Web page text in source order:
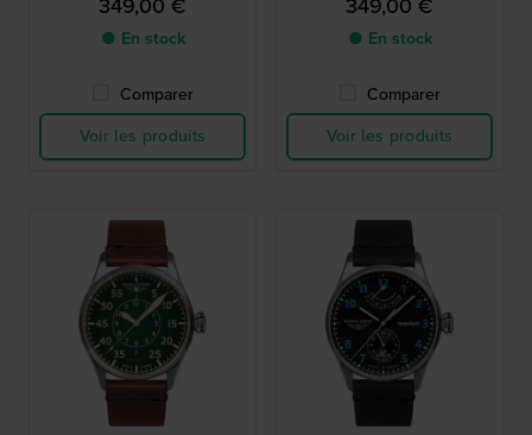
349,00 €
● En stock
Comparer
Voir les produits
349,00 €
● En stock
Comparer
Voir les produits